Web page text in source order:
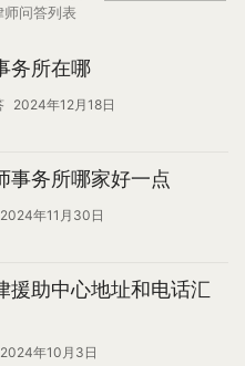
师问答列表
务所在哪
2024年12月18日
事务所哪家好一点
2024年11月30日
援助中心地址和电话汇
2024年10月3日